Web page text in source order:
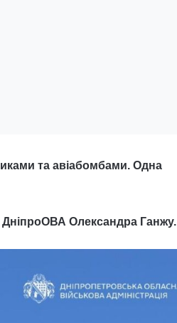
та авіабомбами. Одна
Олександра Ганжу.